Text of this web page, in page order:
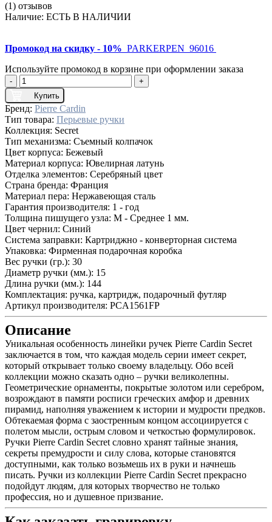
(1) отзывов
Наличие: ЕСТЬ В НАЛИЧИИ
Промокод на скидку - 10% PARKERPEN_96016
Используйте промокод в корзине при оформлении заказа
-
+
Купить
Бренд: Pierre Cardin
Тип товара: Перьевые ручки
Коллекция: Secret
Тип механизма: Съемный колпачок
Цвет корпуса: Бежевый
Материал корпуса: Ювелирная латунь
Отделка элементов: Серебряный цвет
Страна бренда: Франция
Материал пера: Нержавеющая сталь
Гарантия производителя: 1 - год
Толщина пишущего узла: M - Среднее 1 мм.
Цвет чернил: Синий
Система заправки: Картриджно - конверторная система
Упаковка: Фирменная подарочная коробка
Вес ручки (гр.): 30
Диаметр ручки (мм.): 15
Длина ручки (мм.): 144
Комплектация: ручка, картридж, подарочный футляр
Артикул производителя: PCA1561FP
Описание
Уникальная особенность линейки ручек Pierre Cardin Secret
заключается в том, что каждая модель серии имеет секрет,
который открывает только своему владельцу. Обо всей
коллекции можно сказать одно – ручки великолепны.
Геометрические орнаменты, покрытые золотом или серебром,
возрождают в памяти росписи греческих амфор и древних
пирамид, наполняя уважением к истории и мудрости предков.
Обтекаемая форма с заостренным концом ассоциируется с
полетом мысли, острым словом и четкостью формулировок.
Ручки Pierre Cardin Secret словно хранят тайные знания,
секреты премудрости и силу слова, которые становятся
доступными, как только возьмешь их в руки и начнешь
писать. Ручки из коллекции Pierre Cardin Secret прекрасно
подойдут людям, для которых творчество не только
профессия, но и душевное призвание.